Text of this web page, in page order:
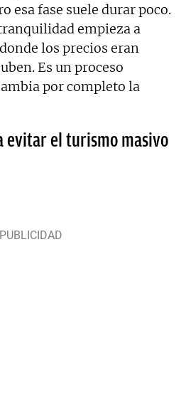
esa fase suele durar poco.
empieza a
los precios eran
Es un proceso
por completo la
evitar el turismo masivo